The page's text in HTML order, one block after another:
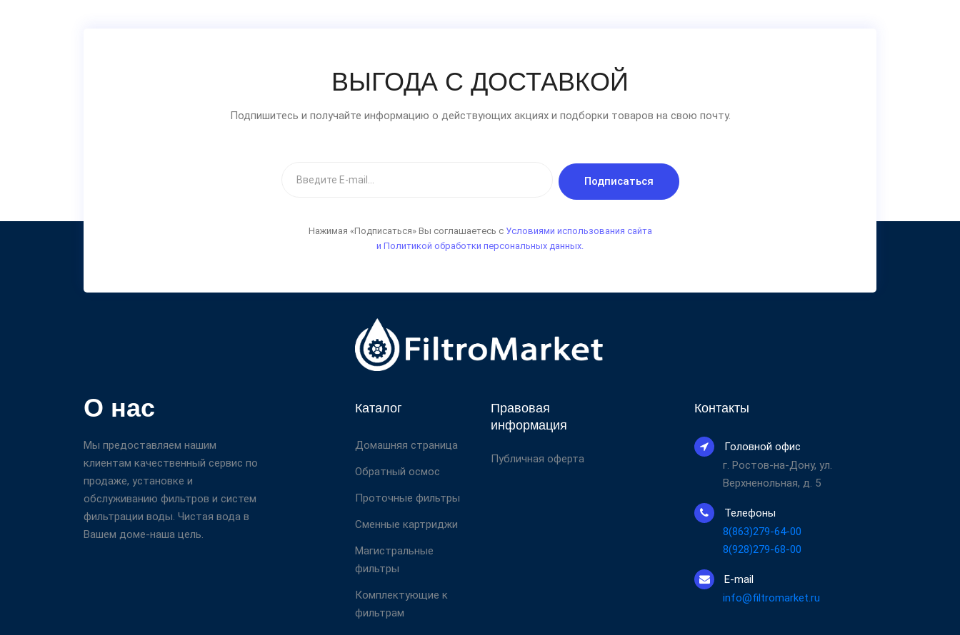
ВЫГОДА С ДОСТАВКОЙ
Подпишитесь и получайте информацию о действующих акциях и подборки товаров на свою почту.
Подписаться
Нажимая «Подписаться» Вы соглашаетесь с Условиями использования сайта
и Политикой обработки персональных данных.
О нас
Мы предоставляем нашим
клиентам качественный сервис по
продаже, установке и
обслуживанию фильтров и систем
фильтрации воды. Чистая вода в
Вашем доме-наша цель.
Каталог
Домашняя страница
Обратный осмос
Проточные фильтры
Сменные картриджи
Магистральные
фильтры
Комплектующие к
фильтрам
Правовая
информация
Публичная оферта
Контакты
Головной офис
г. Ростов-на-Дону, ул.
Верхненольная, д. 5
Телефоны
8(863)279-64-00
8(928)279-68-00
E-mail
info@filtromarket.ru